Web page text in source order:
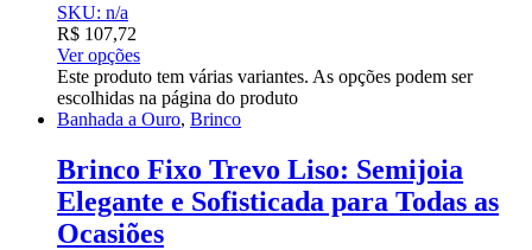
SKU: n/a
R$ 107,72
Ver opções
Este produto tem várias variantes. As opções podem ser
escolhidas na página do produto
Banhada a Ouro, Brinco
Brinco Fixo Trevo Liso: Semijoia
Elegante e Sofisticada para Todas as
Ocasiões